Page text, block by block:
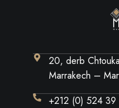
20, derb
Marrakech –
+212 (0) 524 39